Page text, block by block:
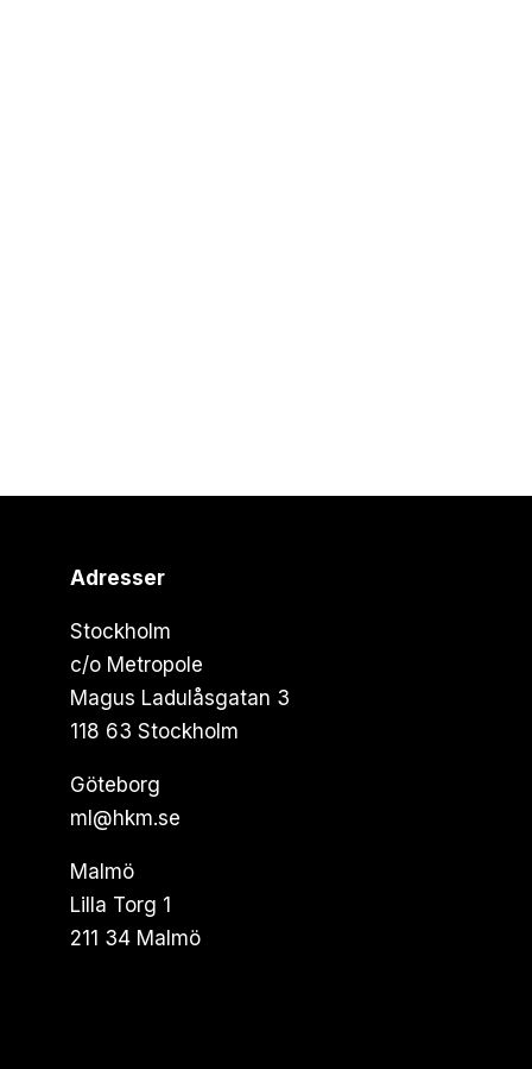
Adresser
Stockholm
c/o Metropole
Magus Ladulåsgatan 3
118 63 Stockholm
Göteborg
ml@hkm.se
Malmö
Lilla Torg 1
211 34 Malmö